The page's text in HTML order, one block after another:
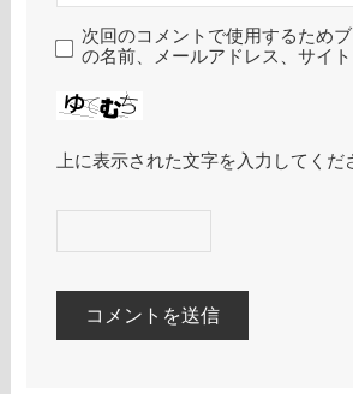
次回のコメントで使用するため
の名前、メールアドレス、サイト
上に表示された文字を入力してくだ